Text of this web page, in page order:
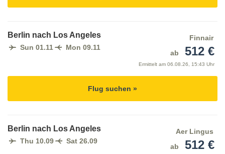
Berlin nach Los Angeles
Sun 01.11 Mon 09.11
Finnair
ab
512 €
Ermittelt am 06.08.26, 15:43 Uhr
Flug suchen »
Berlin nach Los Angeles
Thu 10.09 Sat 26.09
Aer Lingus
ab
512 €